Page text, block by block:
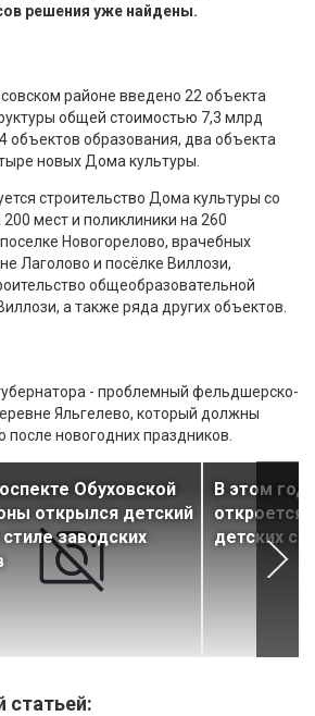
решения уже найдены.
районе введено 22 объекта
общей стоимостью 7,3 млрд
объектов образования, два объекта
новых Дома культуры.
строительство Дома культуры со
мест и поликлиники на 260
Новогорелово, врачебных
Лаголово и посёлке Виллози,
общеобразовательной
а также ряда других объектов.
- проблемный фельдшерско-
Яльгелево, который должны
после новогодних праздников.
Обуховской
открылся детский
заводских
В этом
откроется
детских
статьей: